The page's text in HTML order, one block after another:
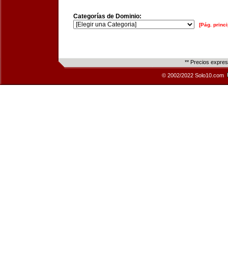
Categorías de Dominio:
[Pág.
** Precios
© 2002/2022 Solo10.com